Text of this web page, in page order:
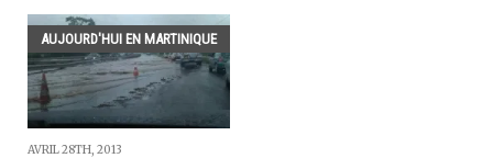
AUJOURD'HUI EN MARTINIQUE
AVRIL 28TH, 2013